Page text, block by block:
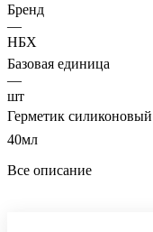
Бренд
—
НБХ
Базовая единица
—
шт
Герметик
40мл
Все описание